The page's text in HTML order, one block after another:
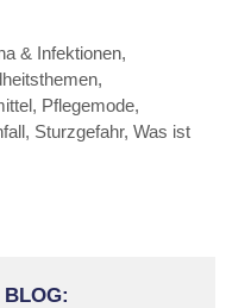
& Infektionen,
,
, Pflegemode,
, Sturzgefahr, Was ist
BLOG: